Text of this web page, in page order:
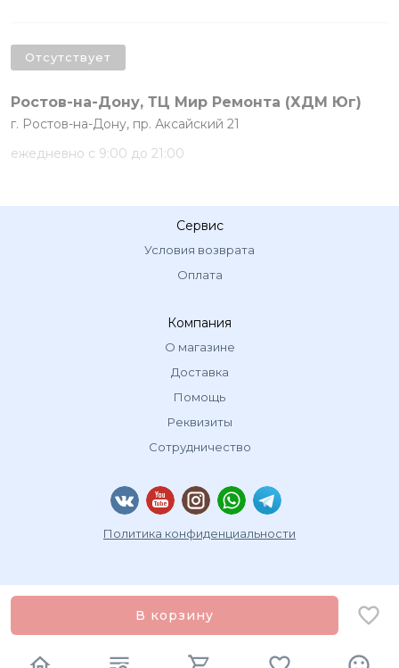
В корзину
Ростов-на-Дону, ТЦ Мир Ремонта (ХДМ Юг)
г. Ростов-на-Дону, пр. Аксайский 21
ежедневно с 9:00 до 21:00
Отсутствует
Сервис
Условия возврата
Оплата
Компания
О магазине
Доставка
Помощь
Реквизиты
Сотрудничество
Политика конфиденциальности